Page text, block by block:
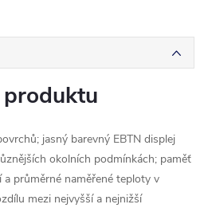
jasný barevný EBTN displej
okolních podmínkách; paměť
průměrné naměřené teploty v
mezi nejvyšší a nejnižší